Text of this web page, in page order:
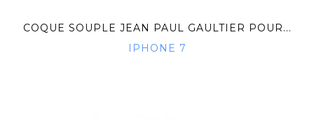
COQUE SOUPLE JEAN PAUL GAULTIER POUR...
IPHONE 7